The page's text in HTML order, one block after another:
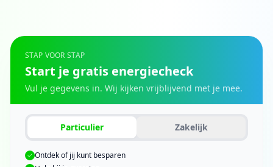
STAP VOOR STAP
Start je gratis energiecheck
Vul je gegevens in. Wij kijken vrijblijvend met je mee.
Particulier Zakelijk
Ontdek of jij kunt besparen